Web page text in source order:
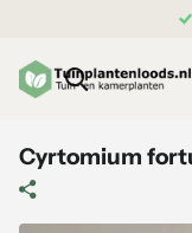
Cyrtomium